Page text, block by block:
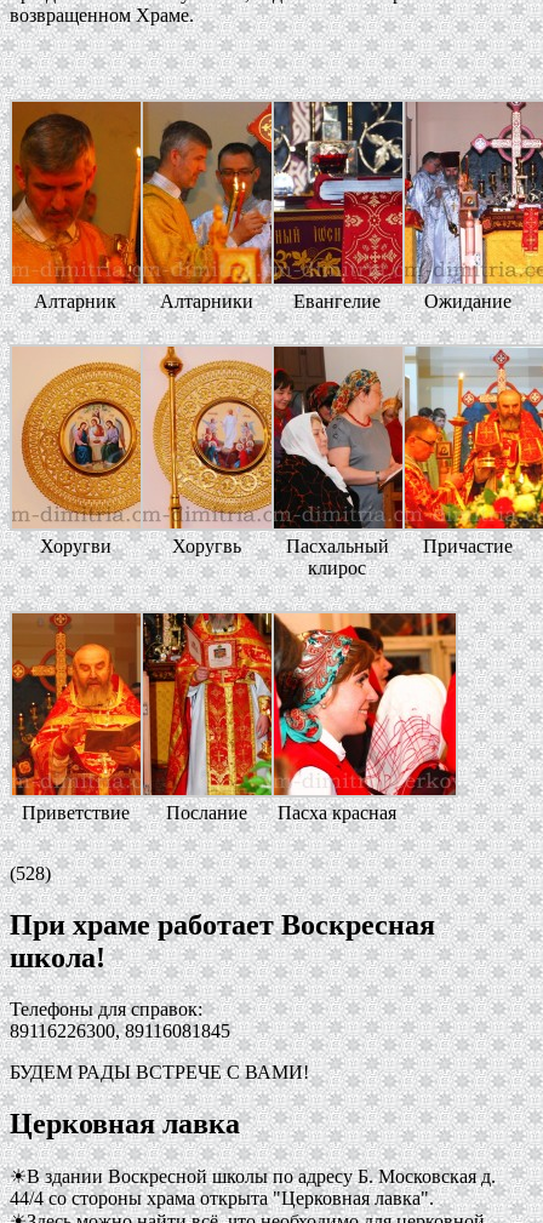
возвращенном Храме.
Алтарник Алтарники Евангелие Ожидание
Хоругви Хоругвь
Пасхальный
клирос
Причастие
Приветствие Послание Пасха красная
(528)
При храме работает Воскресная
школа!
Телефоны для справок:
89116226300, 89116081845
БУДЕМ РАДЫ ВСТРЕЧЕ С ВАМИ!
Церковная лавка
☀В здании Воскресной школы по адресу Б. Московская д.
44/4 со стороны храма открыта "Церковная лавка".